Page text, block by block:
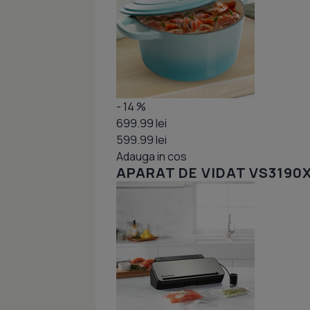
- 14 %
699.99 lei
599.99 lei
Adauga in cos
APARAT DE VIDAT